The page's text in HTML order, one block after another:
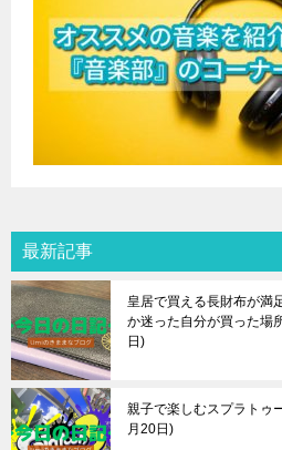
最新記事
皇居で買える長財布が満
か迷った自分が買った場
日
親子で楽しむスプラトゥ
月20日